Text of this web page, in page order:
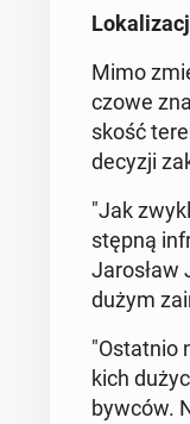
Mimo
czo­we
skość
decyzji
"Jak
stęp­ną
Ja­ro­sław
dużym
"Ostat­nio
kich
byw­ców.